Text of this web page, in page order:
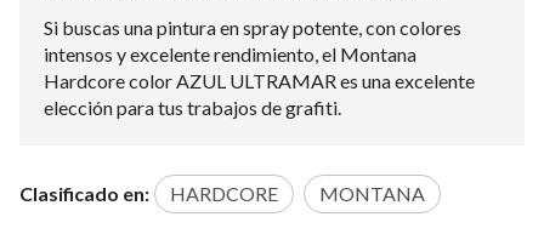
Si buscas una pintura en spray potente, con colores
intensos y excelente rendimiento, el Montana
Hardcore color AZUL ULTRAMAR es una excelente
elección para tus trabajos de grafiti.
Clasificado en: HARDCORE MONTANA